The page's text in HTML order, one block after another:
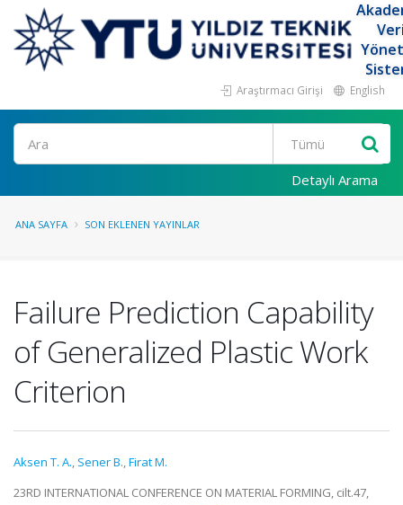
Araştırmacı Girişi English
Ara
Detaylı Arama
ANA SAYFA SON EKLENEN YAYINLAR
Failure Prediction Capability
of Generalized Plastic Work
Criterion
Aksen T. A., Sener B.,Firat M.
23RD INTERNATIONAL CONFERENCE ON MATERIAL FORMING, cilt.47,